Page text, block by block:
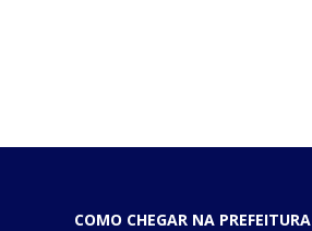
COMO CHEGAR NA PREFEITURA